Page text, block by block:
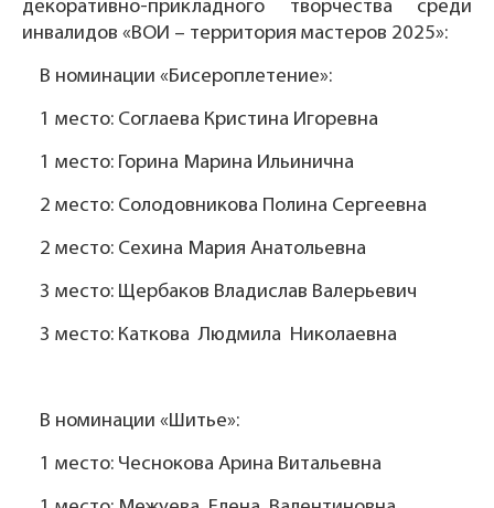
декоративно-прикладного творчества среди
инвалидов «ВОИ – территория мастеров 2025»:
В номинации «Бисероплетение»:
1 место: Соглаева Кристина Игоревна
1 место: Горина Марина Ильинична
2 место: Солодовникова Полина Сергеевна
2 место: Сехина Мария Анатольевна
3 место: Щербаков Владислав Валерьевич
3 место: Каткова Людмила Николаевна
В номинации «Шитье»:
1 место: Чеснокова Арина Витальевна